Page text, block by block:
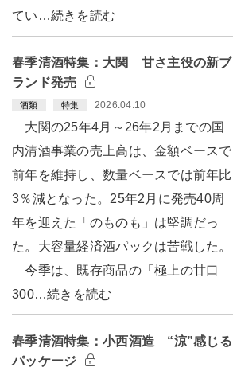
てい…続きを読む
春季清酒特集：大関 甘さ主役の新ブ
ランド発売
酒類 特集 2026.04.10
大関の25年4月～26年2月までの国
内清酒事業の売上高は、金額ベースで
前年を維持し、数量ベースでは前年比
3％減となった。25年2月に発売40周
年を迎えた「のものも」は堅調だっ
た。大容量経済酒パックは苦戦した。
今季は、既存商品の「極上の甘口
300…続きを読む
春季清酒特集：小西酒造 “涼”感じる
パッケージ